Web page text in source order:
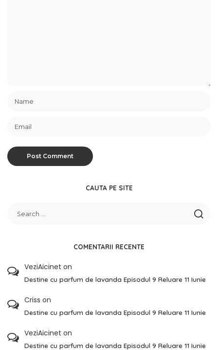
CAUTA PE SITE
COMENTARII RECENTE
VeziAicinet on
Destine cu parfum de lavanda Episodul 9 Reluare 11 Iunie
Criss on
Destine cu parfum de lavanda Episodul 9 Reluare 11 Iunie
VeziAicinet on
Destine cu parfum de lavanda Episodul 9 Reluare 11 Iunie